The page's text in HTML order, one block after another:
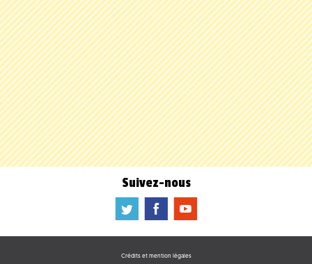
Suivez-nous
a b f
Crédits et mention légales